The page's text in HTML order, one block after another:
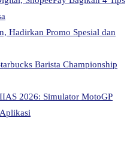
Hadirkan Promo Spesial dan
Barista Championship
2026: Simulator MotoGP